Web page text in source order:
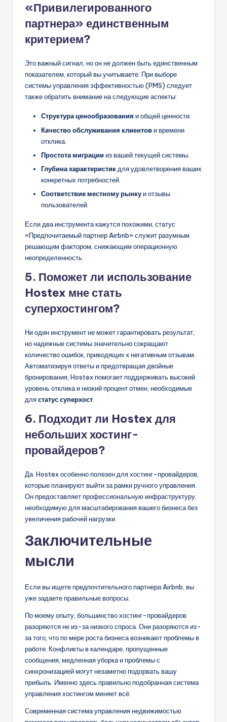
«Привилегированного
партнера» единственным
критерием?
Это важный сигнал, но он не должен быть единственным
показателем, который вы учитываете. При выборе
системы управления эффективностью (PMS) следует
также обратить внимание на следующие аспекты:
Структура ценообразования и общей ценности.
Качество обслуживания клиентови времени
отклика.
Простота миграциииз вашей текущей системы.
Глубина характеристик для удовлетворения ваших
конкретных потребностей.
Соответствие местному рынкуи отзывы
пользователей.
Если два инструмента кажутся похожими, статус
«Предпочитаемый партнер Airbnb» служит разумным
решающим фактором, снижающим операционную
неопределенность.
5. Поможет ли использование
Hostex мне стать
суперхостингом?
Ни один инструмент не может гарантировать результат,
но надежные системы значительно сокращают
количество ошибок, приводящих к негативным отзывам.
Автоматизируя ответы и предотвращая двойные
бронирования, Hostex помогает поддерживать высокий
уровень отклика и низкий процент отмен, необходимые
длястатус суперхост
6. Подходит ли Hostex для
небольших хостинг-
провайдеров?
Да. Hostex особенно полезен для хостинг-провайдеров,
которые планируют выйти за рамки ручного управления.
Он предоставляет профессиональную инфраструктуру,
необходимую для масштабирования вашего бизнеса без
увеличения рабочей нагрузки.
Заключительные
мысли
Если вы ищете предпочтительного партнера Airbnb, вы
уже задаете правильные вопросы.
По моему опыту, большинство хостинг-провайдеров
разоряются не из-за низкого спроса. Они разоряются из-
за того, что по мере роста бизнеса возникают проблемы в
работе. Конфликты в календаре, пропущенные
сообщения, медленная уборка и проблемы с
синхронизацией могут незаметно подорвать вашу
прибыль. Именно здесь правильно подобранная система
управления хостингом меняет всё.
Современная система управления недвижимостью